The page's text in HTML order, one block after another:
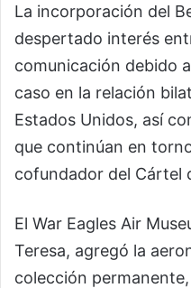
La incorporación del
despertado interés
comunicación debido
caso en la relación
Estados Unidos, así
que continúan en
cofundador del Cártel
El War Eagles Air
Teresa, agregó la
colección